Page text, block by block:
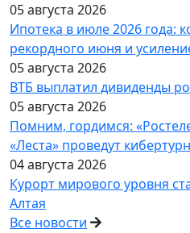
05 августа 2026
Ипотека в июле 2026 года:
рекордного июня и
05 августа 2026
ВТБ выплатил дивиденды
05 августа 2026
Помним, гордимся:
«Леста» проведут
04 августа 2026
Курорт мирового уровня
Алтая
Все новости